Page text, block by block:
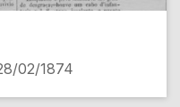
02/1874